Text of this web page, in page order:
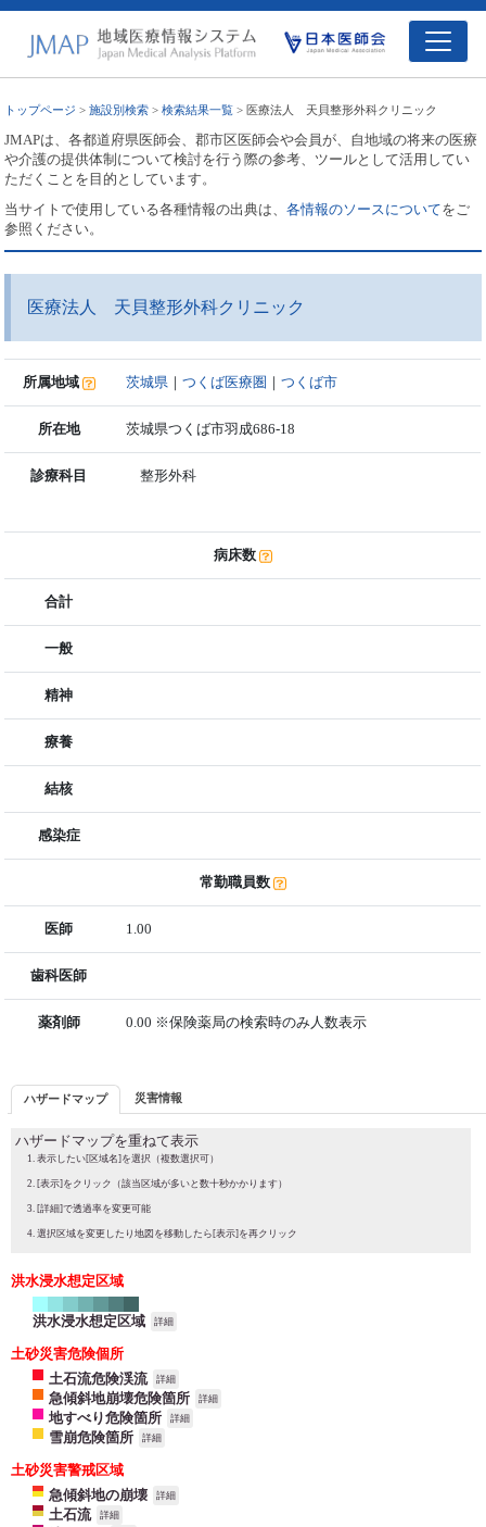
トップページ >施設別検索 >検索結果一覧 > 医療法人 天貝整形外科クリニック
JMAPは、各都道府県医師会、郡市区医師会や会員が、自地域の将来の医療
や介護の提供体制について検討を行う際の参考、ツールとして活用してい
ただくことを目的としています。
当サイトで使用している各種情報の出典は、各情報のソースについてをご
参照ください。
医療法人 天貝整形外科クリニック
所属地域 茨城県 ｜つくば医療圏 ｜つくば市
所在地 茨城県つくば市羽成686-18
診療科目 整形外科
病床数
合計
一般
精神
療養
結核
感染症
常勤職員数
医師 1.00
歯科医師
薬剤師 0.00 ※保険薬局の検索時のみ人数表示
ハザードマップ 災害情報
ハザードマップを重ねて表示
表示したい[区域名]を選択（複数選択可）
[表示]をクリック（該当区域が多いと数十秒かかります）
[詳細]で透過率を変更可能
選択区域を変更したり地図を移動したら[表示]を再クリック
洪水浸水想定区域
洪水浸水想定区域 詳細
土砂災害危険個所
土石流危険渓流
詳細
急傾斜地崩壊危険箇所 詳細
地すべり危険箇所 詳細
雪崩危険箇所 詳細
土砂災害警戒区域
急傾斜地の崩壊
詳細
土石流 詳細